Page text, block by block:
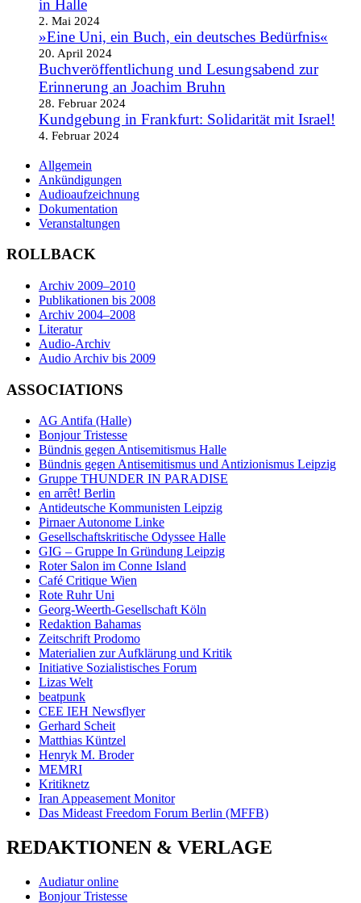
in Halle
2. Mai 2024
»Eine Uni, ein Buch, ein deutsches Bedürfnis«
20. April 2024
Buchveröffentlichung und Lesungsabend zur
Erinnerung an Joachim Bruhn
28. Februar 2024
Kundgebung in Frankfurt: Solidarität mit Israel!
4. Februar 2024
Allgemein
Ankündigungen
Audioaufzeichnung
Dokumentation
Veranstaltungen
ROLLBACK
Archiv 2009–2010
Publikationen bis 2008
Archiv 2004–2008
Literatur
Audio-Archiv
Audio Archiv bis 2009
ASSOCIATIONS
AG Antifa (Halle)
Bonjour Tristesse
Bündnis gegen Antisemitismus Halle
Bündnis gegen Antisemitismus und Antizionismus Leipzig
Gruppe THUNDER IN PARADISE
en arrêt! Berlin
Antideutsche Kommunisten Leipzig
Pirnaer Autonome Linke
Gesellschaftskritische Odyssee Halle
GIG – Gruppe In Gründung Leipzig
Roter Salon im Conne Island
Café Critique Wien
Rote Ruhr Uni
Georg-Weerth-Gesellschaft Köln
Redaktion Bahamas
Zeitschrift Prodomo
Materialien zur Aufklärung und Kritik
Initiative Sozialistisches Forum
Lizas Welt
beatpunk
CEE IEH Newsflyer
Gerhard Scheit
Matthias Küntzel
Henryk M. Broder
MEMRI
Kritiknetz
Iran Appeasement Monitor
Das Mideast Freedom Forum Berlin (MFFB)
REDAKTIONEN & VERLAGE
Audiatur online
Bonjour Tristesse